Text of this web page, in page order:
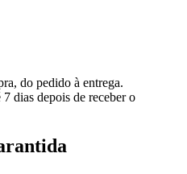
do pedido à entrega.
7 dias depois de receber o